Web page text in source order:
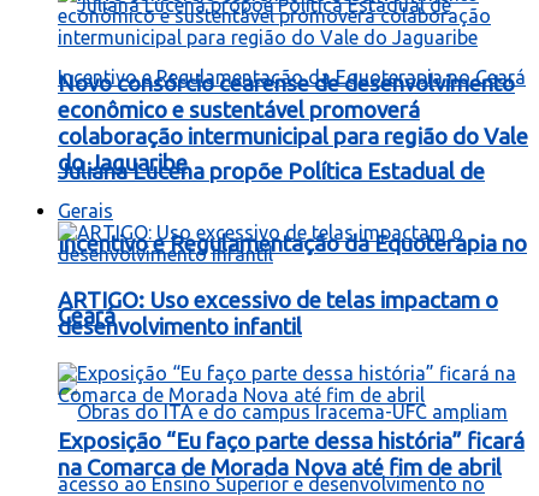
Juliana Lucena propõe Política Estadual de
Incentivo e Regulamentação da Equoterapia no
Ceará
Novo consórcio cearense de desenvolvimento
econômico e sustentável promoverá
colaboração intermunicipal para região do Vale
do Jaguaribe
Gerais
ARTIGO: Uso excessivo de telas impactam o
desenvolvimento infantil
Exposição “Eu faço parte dessa história” ficará
na Comarca de Morada Nova até fim de abril